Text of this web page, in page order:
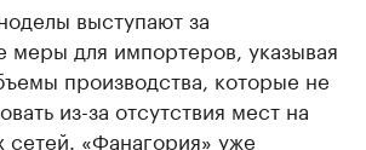
выступают за
меры для импортеров, указывая
производства, которые не
из-за отсутствия мест на
сетей. «Фанагория» уже